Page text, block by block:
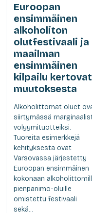
Euroopan
ensimmäinen
alkoholiton
olutfestivaali ja
maailman
ensimmäinen
kilpailu kertovat
muutoksesta
Alkoholittomat oluet
siirtymässä
volyymituotteiksi.
Tuoreita esimerkkejä
kehityksestä ovat
Varsovassa järjestetty
Euroopan ensimmäinen
kokonaan
pienpanimo-oluille
omistettu festivaali
sekä...